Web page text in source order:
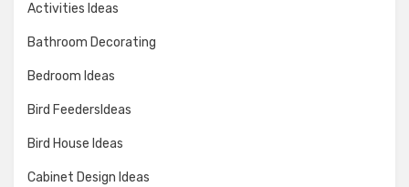
Activities Ideas
Bathroom Decorating
Bedroom Ideas
Bird FeedersIdeas
Bird House Ideas
Cabinet Design Ideas